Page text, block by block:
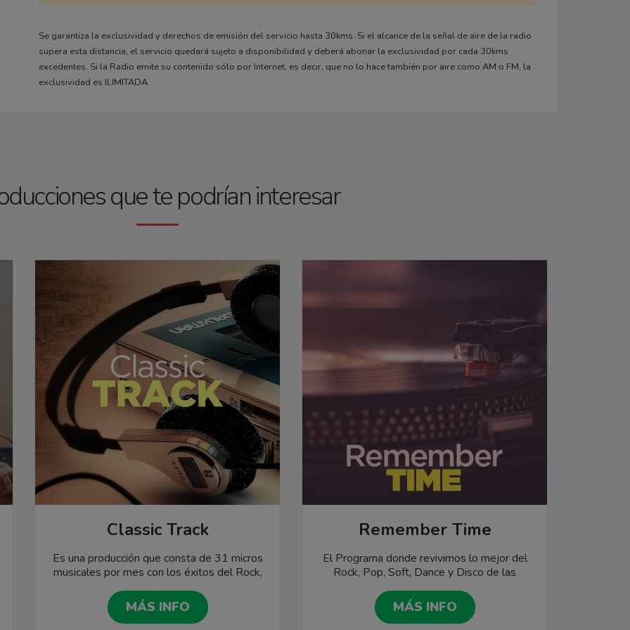
Se garantiza la exclusividad y derechos de emisión del servicio hasta 30kms. Si el alcance de la señal de aire de la radio
supera esta distancia, el servicio quedará sujeto a disponibilidad y deberá abonar la exclusividad por cada 30kms
excedentes. Si la Radio emite su contenido sólo por Internet, es decir, que no lo hace también por aire como AM o FM, la
exclusividad es ILIMITADA.
que te podrían interesar
Classic Track
Es una producción que consta de 31 micros
musicales por mes con los éxitos del Rock,
70, 80 y 90. Cada micro contiene una breve
reseña histórica del artista o banda, seguida
MÁS INFO
Remember Time
El Programa donde revivimos lo mejor del
Rock, Pop, Soft, Dance y Disco de las
minuciosa selección musical e información de
cada artista y canción, presentadas con el
MÁS INFO